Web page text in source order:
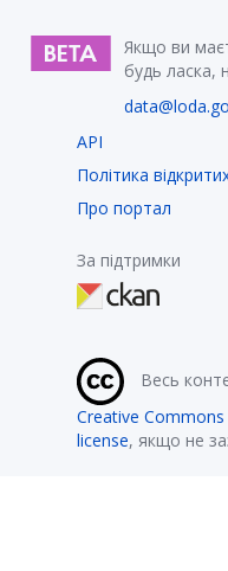
Якщо ви
будь ласка,
API
Політика
Про портал
За підтримки
Весь
Creative
license, якщо не